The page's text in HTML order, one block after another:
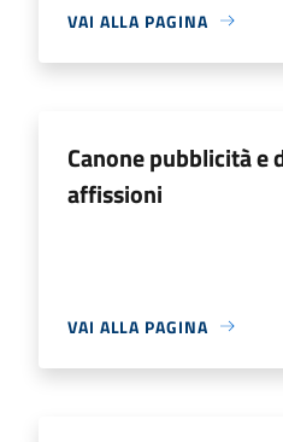
VAI ALLA PAGINA
Canone pubblicità
affissioni
VAI ALLA PAGINA